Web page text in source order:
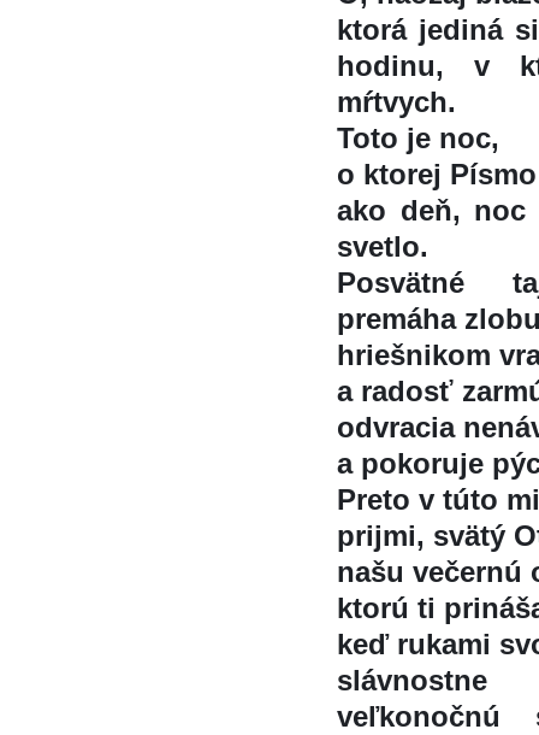
ktorá jediná
hodinu, v
mŕtvych.
Toto je noc,
o ktorej
ako deň, noc
svetlo.
Posvätné
premáha
hriešnikom
a radosť
odvracia
a pokoruje
Preto v túto
prijmi, svätý
našu večernú
ktorú ti
keď rukami
veľkonočnú